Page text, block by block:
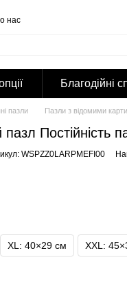
нас
Благодійні
пазли Пазли з відомими
Постійність
WSPZZ0LARPMEFI00
XL: 40×29 см XXL: